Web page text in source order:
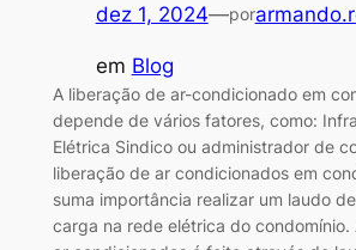
dez 1, 2024—por
em Blog
A liberação de ar-condicionado em
depende de vários fatores, como:
Elétrica Sindico ou administrador de
liberação de ar condicionados em
suma importância realizar um laudo
carga na rede elétrica do condomínio.